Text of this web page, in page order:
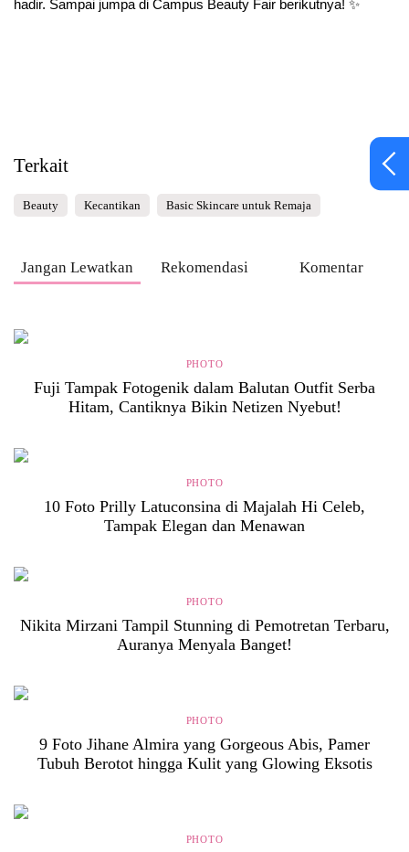
hadir. Sampai jumpa di Campus Beauty Fair berikutnya! ✨
Terkait
Beauty Kecantikan Basic Skincare untuk Remaja
Jangan Lewatkan Rekomendasi Komentar
PHOTO
Fuji Tampak Fotogenik dalam Balutan Outfit Serba
Hitam, Cantiknya Bikin Netizen Nyebut!
PHOTO
10 Foto Prilly Latuconsina di Majalah Hi Celeb,
Tampak Elegan dan Menawan
PHOTO
Nikita Mirzani Tampil Stunning di Pemotretan Terbaru,
Auranya Menyala Banget!
PHOTO
9 Foto Jihane Almira yang Gorgeous Abis, Pamer
Tubuh Berotot hingga Kulit yang Glowing Eksotis
PHOTO